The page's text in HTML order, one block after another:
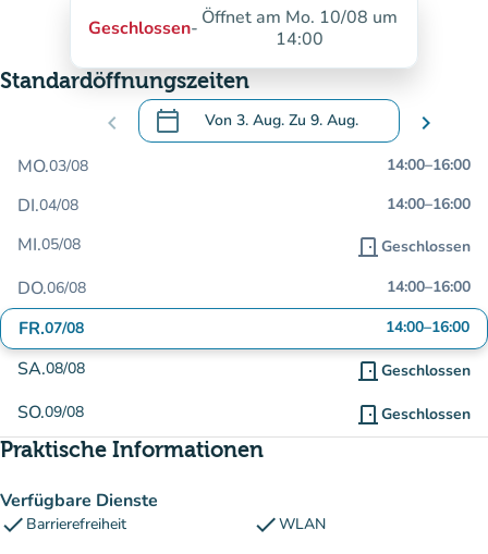
Geschlossen- Öffnet am Mo. 10/08 um
14:00
Standardöffnungszeiten
chevron_left calendar_today Von 3. Aug. Zu 9. Aug.
.Öffnen Sie den Kalender, um Daten zu
chevron_right
MO.03/08 14:00–16:00
DI.04/08 14:00–16:00
MI.05/08 door_front Geschlossen
DO.06/08 14:00–16:00
FR.07/08 14:00–16:00
SA.08/08 door_front Geschlossen
SO.09/08 door_front Geschlossen
Praktische Informationen
Verfügbare Dienste
check Barrierefreiheit checkWLAN